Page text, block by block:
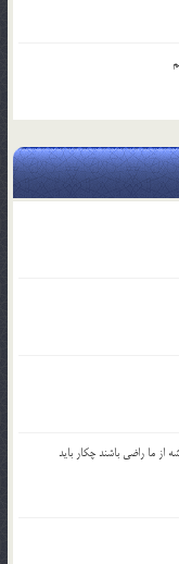
از ما راضي باشند چكار بايد